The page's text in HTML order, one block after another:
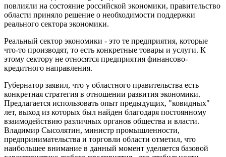
повлияли на состояние российской экономики, правительство
области приняло решение о необходимости поддержки
реального сектора экономики.
Реальный сектор экономики - это те предприятия, которые
что-то производят, то есть конкретные товары и услуги. К
этому сектору не относятся предприятия финансово-
кредитного направления.
Губернатор заявил, что у областного правительства есть
конкретная стратегия в отношении развития экономики.
Предлагается использовать опыт предыдущих, "ковидных"
лет, выход из которых был найден благодаря постоянному
взаимодействию различных органов общества и власти.
Владимир Сысолятин, министр промышленности,
предпринимательства и торговли области отметил, что
наибольшее внимание в данный момент уделяется базовой